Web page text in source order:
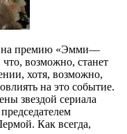
на премию «Эмми—
что, возможно, станет
хотя, возможно,
на это событие.
звездой сериала
Как всегда,